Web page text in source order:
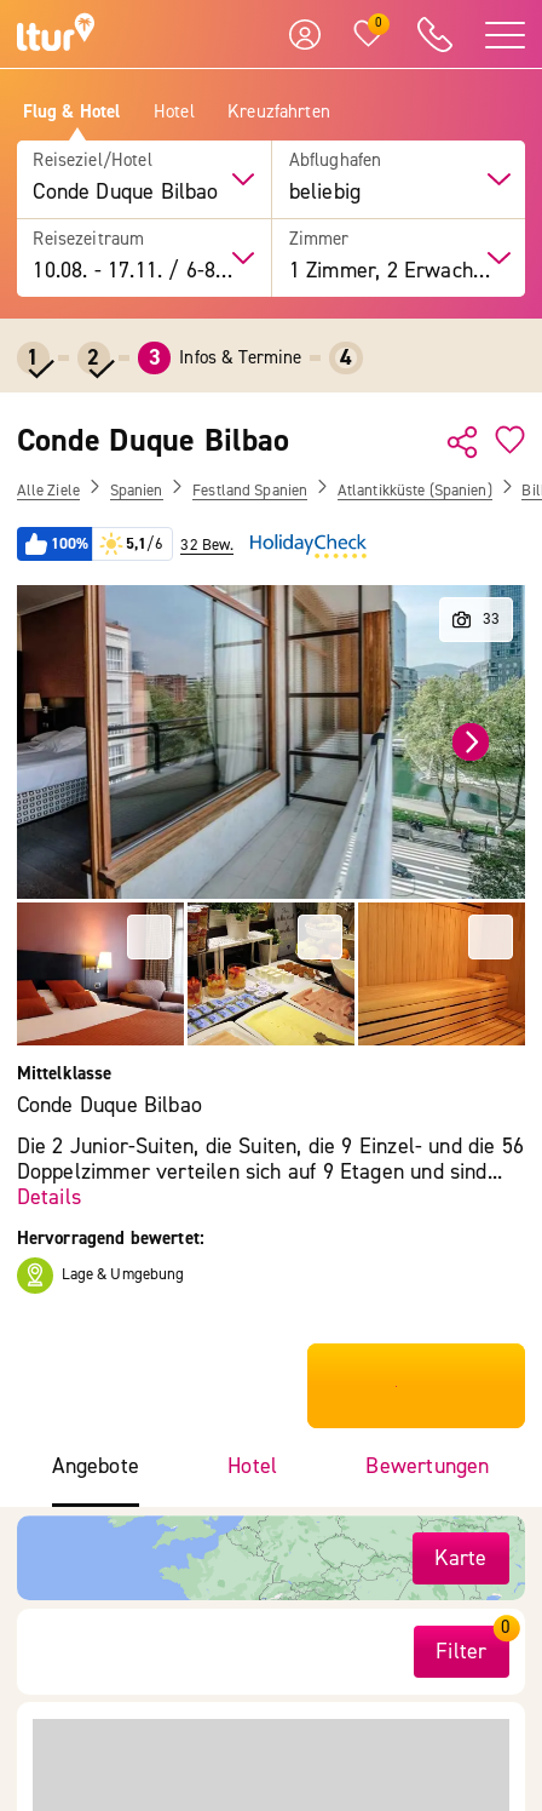
0
Flug & Hotel Hotel Kreuzfahrten
Reiseziel/Hotel
Conde Duque Bilbao
Abflughafen
beliebig
Reisezeitraum
10.08. -17.11. / 6-8 Tage
Zimmer
1 Zimmer, 2 Erwachsene
1 2 3 Infos & Termine 4
Conde Duque Bilbao
Alle Ziele Spanien Festland Spanien Atlantikküste (Spanien)
100% 5,1/6 32 Bew.
Mittelklasse
Conde Duque Bilbao
Die 2 Junior-Suiten, die Suiten, die 9 Einzel- und die 56
Doppelzimmer verteilen sich auf 9 Etagen und sind...
Details
Hervorragend bewertet:
Lage & Umgebung
***************
Angebote Hotel Bewertungen
Karte
Filter
0